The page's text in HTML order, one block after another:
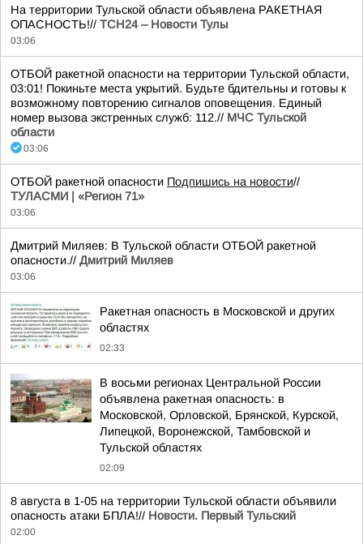
На территории Тульской области объявлена РАКЕТНАЯ
ОПАСНОСТЬ!// ТСН24 – Новости Тулы
03:06
ОТБОЙ ракетной опасности на территории Тульской области,
03:01! Покиньте места укрытий. Будьте бдительны и готовы к
возможному повторению сигналов оповещения. Единый
номер вызова экстренных служб: 112.// МЧС Тульской
области
03:06
ОТБОЙ ракетной опасности Подпишись на новости//
ТУЛАСМИ | «Регион 71»
03:06
Дмитрий Миляев: В Тульской области ОТБОЙ ракетной
опасности.// Дмитрий Миляев
03:06
Ракетная опасность в Московской и других
областях
02:33
В восьми регионах Центральной России
объявлена ракетная опасность: в
Московской, Орловской, Брянской, Курской,
Липецкой, Воронежской, Тамбовской и
Тульской областях
02:09
8 августа в 1-05 на территории Тульской области объявили
опасность атаки БПЛА!// Новости. Первый Тульский
02:00